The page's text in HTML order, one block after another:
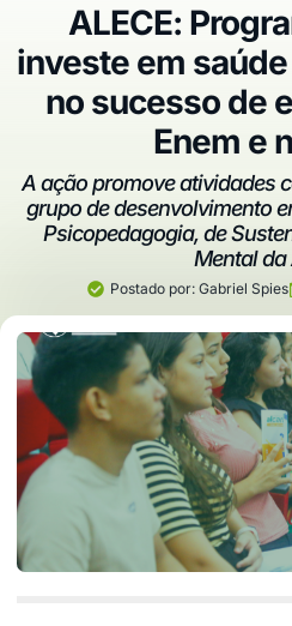
ALECE:
investe em
no sucesso de
Enem e
A ação promove atividades
grupo de desenvolvimento
Psicopedagogia, de
Mental da
Postado por:Gabriel Spies